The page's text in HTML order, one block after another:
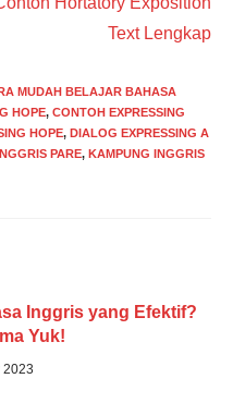
Text Lengkap
MUDAH BELAJAR BAHASA
HOPE, CONTOH EXPRESSING
HOPE, DIALOG EXPRESSING A
PARE, KAMPUNG INGGRIS
Inggris yang Efektif?
Yuk!
2023